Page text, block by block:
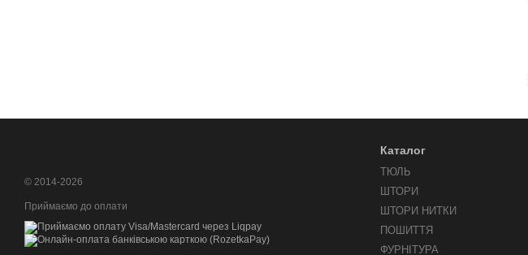
© 2014-2026
Приймаємо до оплати
Каталог
ТЮЛЬ
ШТОРИ
ШТОРИ НИТКИ
ПОШИТТЯ
ФУРНІТУРА